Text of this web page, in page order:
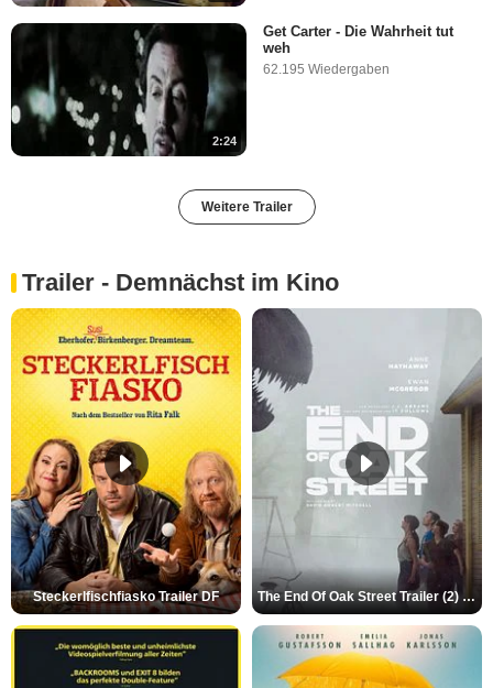
2:24
Get Carter - Die Wahrheit tut
weh
62.195 Wiedergaben
Weitere Trailer
Trailer - Demnächst im Kino
Steckerlfischfiasko Trailer DF The End Of Oak Street Trailer (2) DF